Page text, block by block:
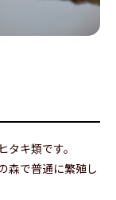
キ類です。
森で普通に繁殖し